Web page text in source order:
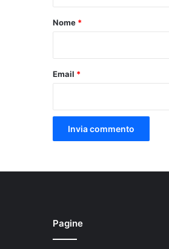
o
Nome *
Email *
Pagine